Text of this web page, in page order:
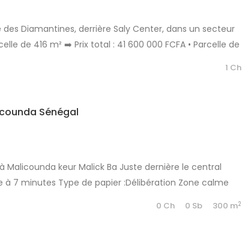
Diamantines, derrière Saly Center, dans un secteur
de 416 m² ➡️ Prix total : 41 600 000 FCFA • Parcelle de
pour projet de villa, résidence secondaire ou
1 Ch
Sénégal
keur Malick Ba Juste dernière le central
à 7 minutes Type de papier :Délibération Zone calme
ou d’investissement immobilier Partager
0 Ch 0 Sb 300 m2